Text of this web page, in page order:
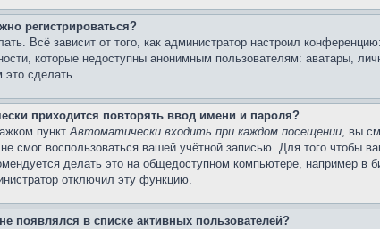
регистрироваться?
Всё зависит от того, как администратор настроил
которые недоступны анонимным пользователям: аватары,
сделать.
приходится повторять ввод имени и пароля?
пунктАвтоматически входить при каждом посещении, вы
не смог воспользоваться вашей учётной записью. Для того
делать это на общедоступном компьютере, например в
отключил эту функцию.
появлялся в списке активных пользователей?